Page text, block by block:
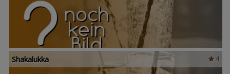
4
Shakalukka